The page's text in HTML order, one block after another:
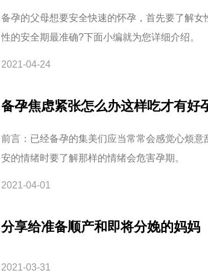
备孕的父母想要安全快速的怀孕，首先要了解
性的安全期最准确?下面小编就为您详细介绍。
2021-04-24
备孕焦虑紧张怎么办这样吃才有好
前言：已经备孕的集美们应当常常会感觉心烦
安的情绪时要了解那样的情绪会危害孕期。
2021-04-01
分享给准备顺产和即将分娩的妈妈
2021-03-31